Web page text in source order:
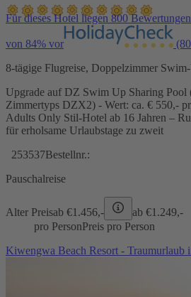
Für dieses Hotel liegen 800
von 84% vor
8-tägige Flugreise, Doppelzimmer
Upgrade auf DZ Swim Up Sharing Pool
Zimmertyps DZX2) - Wert: ca. € 550,-
Adults Only Stil-Hotel ab 16 Jahren –
für erholsame Urlaubstage zu zweit
253537Bestellnr.:
Pauschalreise
Alter Preisab €1.456,- ab €1.249,-
pro PersonPreis pro Person
Kiwengwa Beach Resort - Traumurlaub